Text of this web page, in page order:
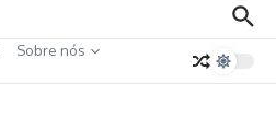
Sobre nós